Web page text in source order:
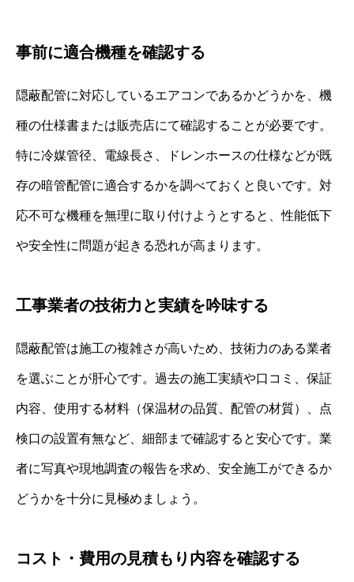
事前に適合機種を確認する
隠蔽配管に対応しているエアコンであるかどうかを、機
種の仕様書または販売店にて確認することが必要です。
特に冷媒管径、電線長さ、ドレンホースの仕様などが既
存の暗管配管に適合するかを調べておくと良いです。対
応不可な機種を無理に取り付けようとすると、性能低下
や安全性に問題が起きる恐れが高まります。
工事業者の技術力と実績を吟味する
隠蔽配管は施工の複雑さが高いため、技術力のある業者
を選ぶことが肝心です。過去の施工実績や口コミ、保証
内容、使用する材料（保温材の品質、配管の材質）、点
検口の設置有無など、細部まで確認すると安心です。業
者に写真や現地調査の報告を求め、安全施工ができるか
どうかを十分に見極めましょう。
コスト・費用の見積もり内容を確認する